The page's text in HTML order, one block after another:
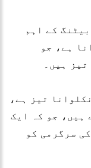
کے اہم
ہے، جو
ہیں۔
تیز ہے،
ہیں، جو کہ ایک
سرگرمی کو